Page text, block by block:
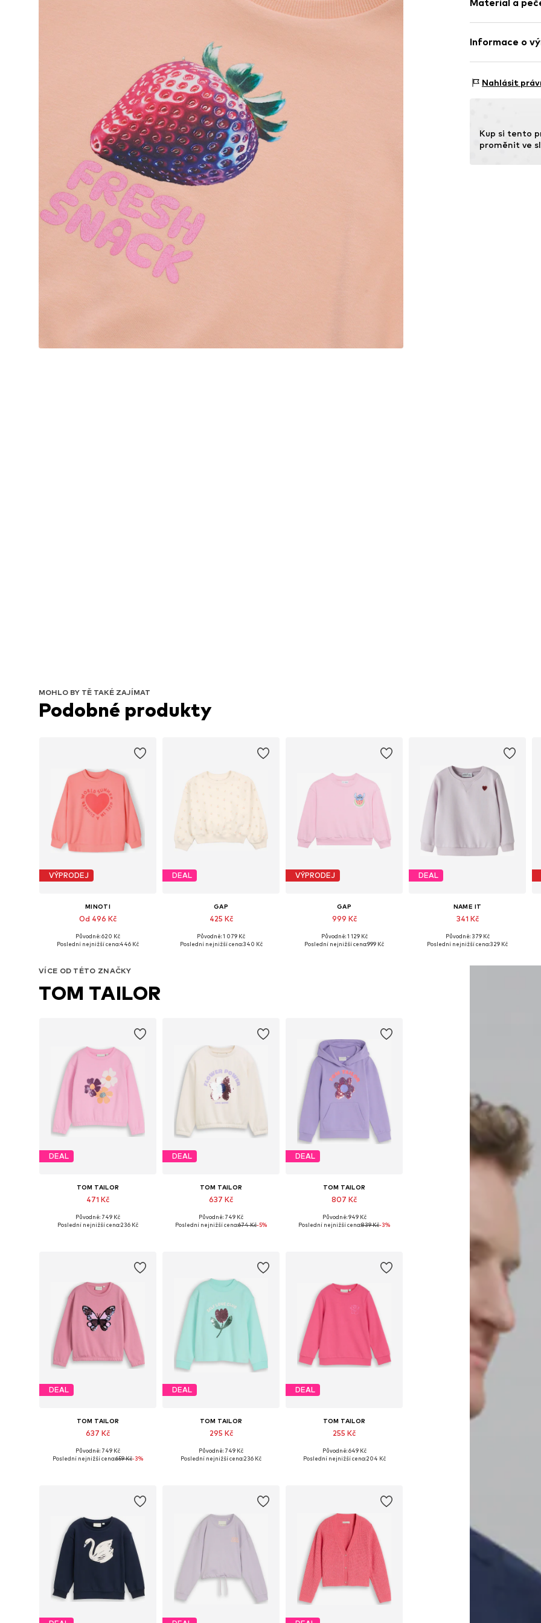
Délka:
Střih:
Materiál a
Materiál: 70%
Informace o
Garstedter Weg
info@tom-
Nahlásit
Kup si tento
proměnit ve
MOHLO BY TĚ TAKÉ ZAJÍMAT
Podobné produkty
VÝPRODEJ
MINOTI
Od 496 Kč
Dostupné v mnoha velikostech
Původně: 620 Kč
Poslední nejnižší cena:446 Kč
DEAL
GAP
425 Kč
Původně: 1 079 Kč
Poslední nejnižší cena:340 Kč
VÝPRODEJ
GAP
999 Kč
Dostupné v mnoha velikostech
Původně: 1 129 Kč
Poslední nejnižší cena:999 Kč
DEAL
NAME IT
341 Kč
Dostupné v mnoha velikostech
Původně: 379 Kč
Poslední nejnižší cena:329 Kč
VÍCE OD TÉTO ZNAČKY
TOM TAILOR
DEAL
TOM TAILOR
471 Kč
Původně: 749 Kč
Poslední nejnižší cena:236 Kč
DEAL
TOM TAILOR
637 Kč
Původně: 749 Kč
Poslední nejnižší cena:674 Kč-5%
DEAL
TOM TAILOR
807 Kč
Původně: 949 Kč
Poslední nejnižší cena:839 Kč-3%
DEAL
TOM TAILOR
637 Kč
Původně: 749 Kč
Poslední nejnižší cena:659 Kč-3%
DEAL
TOM TAILOR
295 Kč
Původně: 749 Kč
Poslední nejnižší cena:236 Kč
DEAL
TOM TAILOR
255 Kč
Původně: 649 Kč
Poslední nejnižší cena:204 Kč